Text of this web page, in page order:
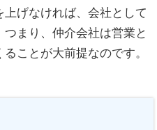
げなければ、会社として
まり、仲介会社は営業と
ことが大前提なのです。